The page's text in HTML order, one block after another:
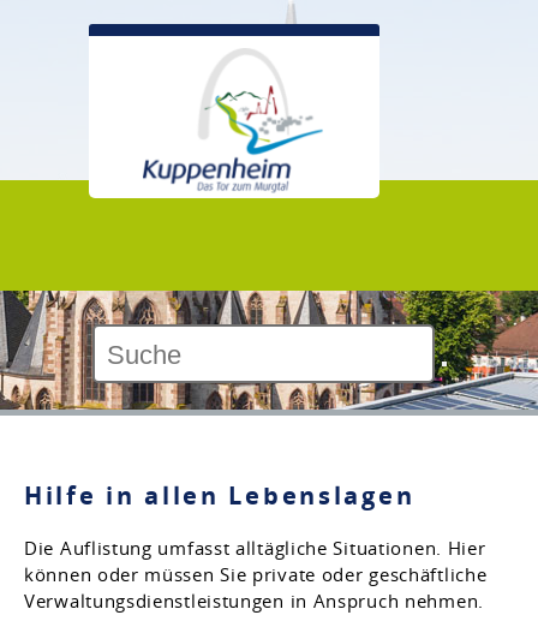
Hilfe in allen Lebenslagen
Die Auflistung umfasst alltägliche Situationen. Hier
können oder müssen Sie private oder geschäftliche
Verwaltungsdienstleistungen in Anspruch nehmen.